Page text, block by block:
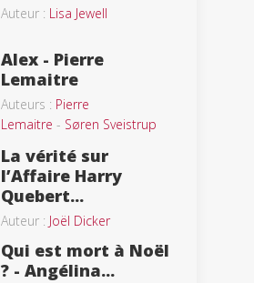
Auteur : Lisa Jewell
Alex - Pierre
Lemaitre
Auteurs : Pierre
Lemaitre - Søren Sveistrup
La vérité sur
l’Affaire Harry
Quebert...
Auteur : Joël Dicker
Qui est mort à Noël
? - Angélina...